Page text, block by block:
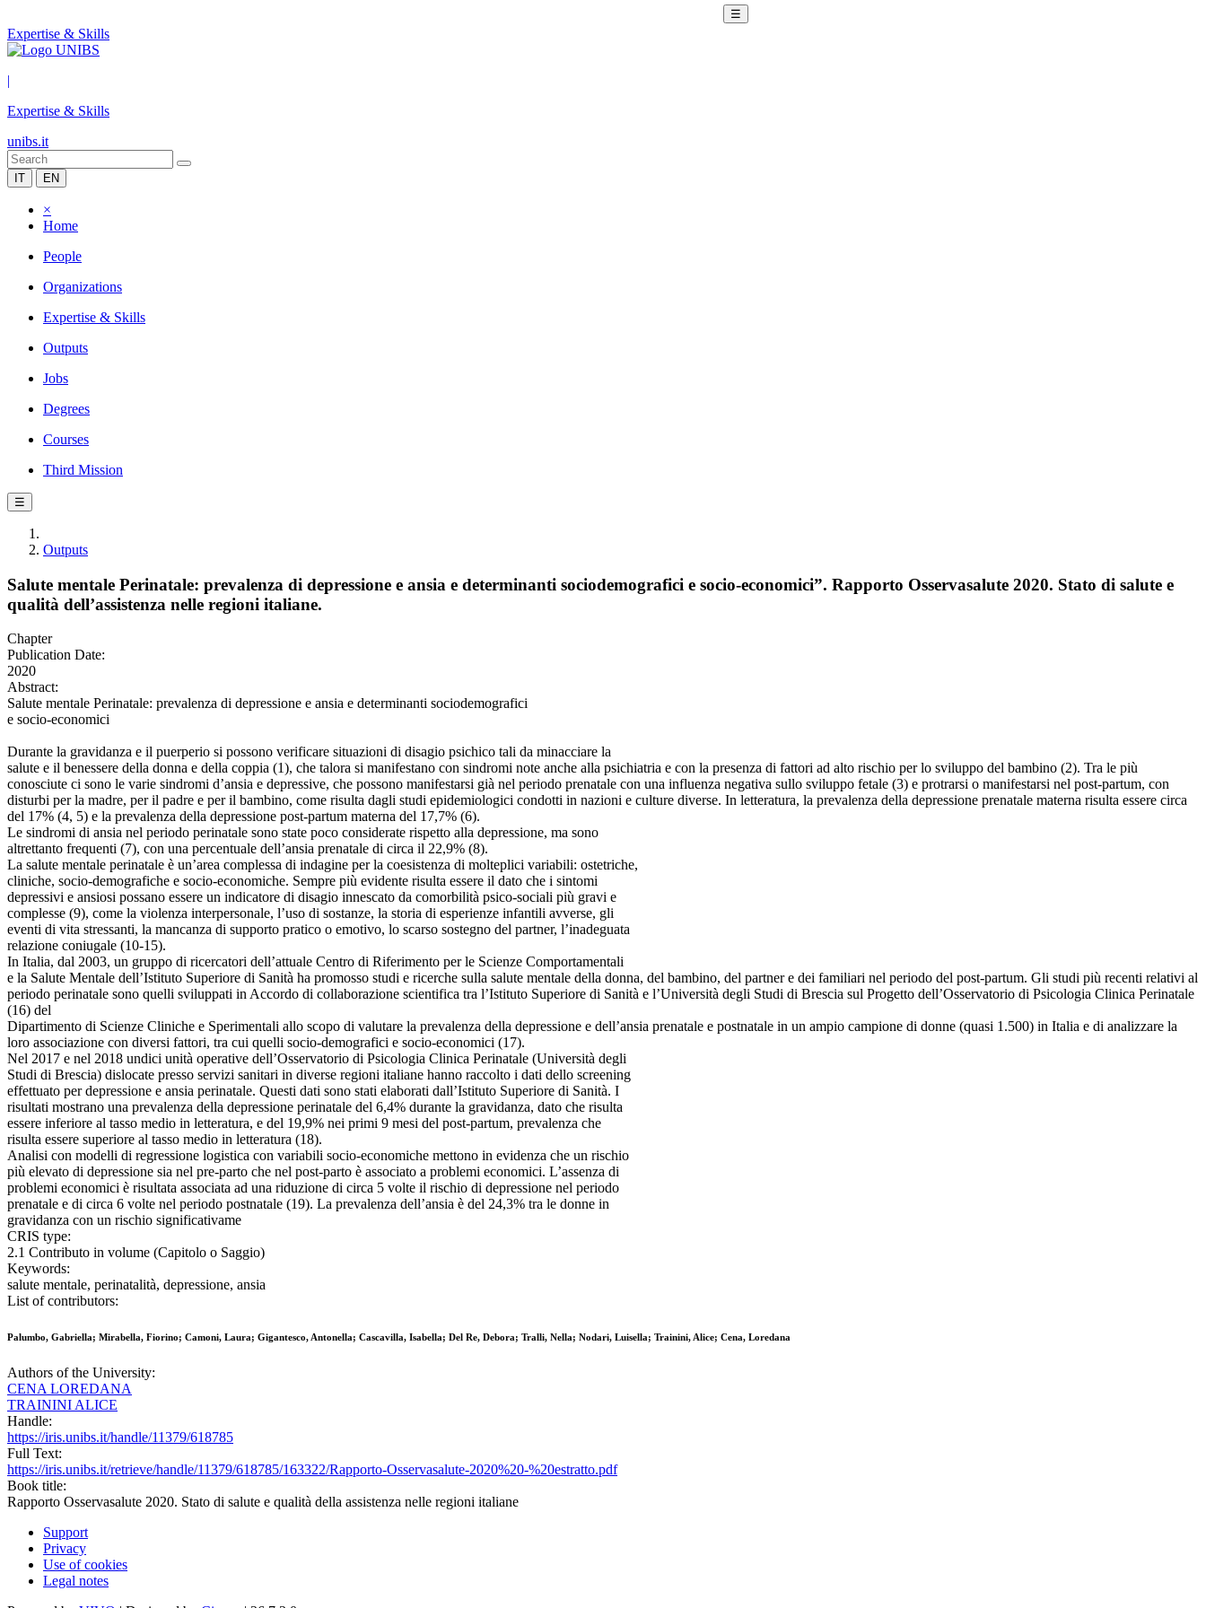
☰
Expertise & Skills
|
Expertise & Skills
unibs.it
IT EN
×
Home
People
Organizations
Expertise & Skills
Outputs
Jobs
Degrees
Courses
Third Mission
☰
Outputs
Salute mentale Perinatale: prevalenza di depressione e ansia e determinanti sociodemografici e socio-economici”. Rapporto Osservasalute 2020. Stato di salute e
qualità dell’assistenza nelle regioni italiane.
Chapter
Publication Date:
2020
Abstract:
Salute mentale Perinatale: prevalenza di depressione e ansia e determinanti sociodemografici
e socio-economici
Durante la gravidanza e il puerperio si possono verificare situazioni di disagio psichico tali da minacciare la
salute e il benessere della donna e della coppia (1), che talora si manifestano con sindromi note anche alla psichiatria e con la presenza di fattori ad alto rischio per lo sviluppo del bambino (2). Tra le più
conosciute ci sono le varie sindromi d’ansia e depressive, che possono manifestarsi già nel periodo prenatale con una influenza negativa sullo sviluppo fetale (3) e protrarsi o manifestarsi nel post-partum, con
disturbi per la madre, per il padre e per il bambino, come risulta dagli studi epidemiologici condotti in nazioni e culture diverse. In letteratura, la prevalenza della depressione prenatale materna risulta essere circa
del 17% (4, 5) e la prevalenza della depressione post-partum materna del 17,7% (6).
Le sindromi di ansia nel periodo perinatale sono state poco considerate rispetto alla depressione, ma sono
altrettanto frequenti (7), con una percentuale dell’ansia prenatale di circa il 22,9% (8).
La salute mentale perinatale è un’area complessa di indagine per la coesistenza di molteplici variabili: ostetriche,
cliniche, socio-demografiche e socio-economiche. Sempre più evidente risulta essere il dato che i sintomi
depressivi e ansiosi possano essere un indicatore di disagio innescato da comorbilità psico-sociali più gravi e
complesse (9), come la violenza interpersonale, l’uso di sostanze, la storia di esperienze infantili avverse, gli
eventi di vita stressanti, la mancanza di supporto pratico o emotivo, lo scarso sostegno del partner, l’inadeguata
relazione coniugale (10-15).
In Italia, dal 2003, un gruppo di ricercatori dell’attuale Centro di Riferimento per le Scienze Comportamentali
e la Salute Mentale dell’Istituto Superiore di Sanità ha promosso studi e ricerche sulla salute mentale della donna, del bambino, del partner e dei familiari nel periodo del post-partum. Gli studi più recenti relativi al
periodo perinatale sono quelli sviluppati in Accordo di collaborazione scientifica tra l’Istituto Superiore di Sanità e l’Università degli Studi di Brescia sul Progetto dell’Osservatorio di Psicologia Clinica Perinatale
(16) del
Dipartimento di Scienze Cliniche e Sperimentali allo scopo di valutare la prevalenza della depressione e dell’ansia prenatale e postnatale in un ampio campione di donne (quasi 1.500) in Italia e di analizzare la
loro associazione con diversi fattori, tra cui quelli socio-demografici e socio-economici (17).
Nel 2017 e nel 2018 undici unità operative dell’Osservatorio di Psicologia Clinica Perinatale (Università degli
Studi di Brescia) dislocate presso servizi sanitari in diverse regioni italiane hanno raccolto i dati dello screening
effettuato per depressione e ansia perinatale. Questi dati sono stati elaborati dall’Istituto Superiore di Sanità. I
risultati mostrano una prevalenza della depressione perinatale del 6,4% durante la gravidanza, dato che risulta
essere inferiore al tasso medio in letteratura, e del 19,9% nei primi 9 mesi del post-partum, prevalenza che
risulta essere superiore al tasso medio in letteratura (18).
Analisi con modelli di regressione logistica con variabili socio-economiche mettono in evidenza che un rischio
più elevato di depressione sia nel pre-parto che nel post-parto è associato a problemi economici. L’assenza di
problemi economici è risultata associata ad una riduzione di circa 5 volte il rischio di depressione nel periodo
prenatale e di circa 6 volte nel periodo postnatale (19). La prevalenza dell’ansia è del 24,3% tra le donne in
gravidanza con un rischio significativame
CRIS type:
2.1 Contributo in volume (Capitolo o Saggio)
Keywords:
salute mentale, perinatalità, depressione, ansia
List of contributors:
Palumbo, Gabriella; Mirabella, Fiorino; Camoni, Laura; Gigantesco, Antonella; Cascavilla, Isabella; Del Re, Debora; Tralli, Nella; Nodari, Luisella; Trainini, Alice; Cena, Loredana
Authors of the University:
CENA LOREDANA
TRAININI ALICE
Handle:
https://iris.unibs.it/handle/11379/618785
Full Text:
https://iris.unibs.it/retrieve/handle/11379/618785/163322/Rapporto-Osservasalute-2020%20-%20estratto.pdf
Book title:
Rapporto Osservasalute 2020. Stato di salute e qualità della assistenza nelle regioni italiane
Support
Privacy
Use of cookies
Legal notes